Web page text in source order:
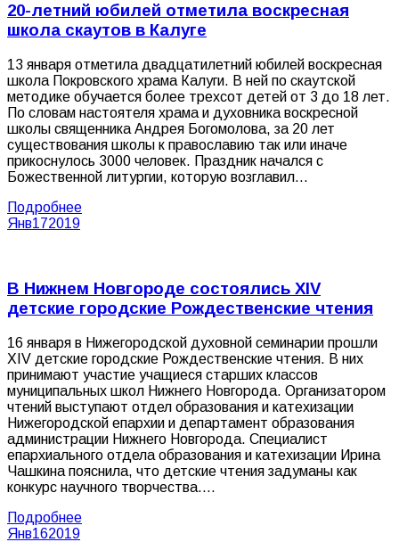
20-летний юбилей отметила воскресная
школа скаутов в Калуге
13 января отметила двадцатилетний юбилей воскресная
школа Покровского храма Калуги. В ней по скаутской
методике обучается более трехсот детей от 3 до 18 лет.
По словам настоятеля храма и духовника воскресной
школы священника Андрея Богомолова, за 20 лет
существования школы к православию так или иначе
прикоснулось 3000 человек. Праздник начался с
Божественной литургии, которую возглавил…
Подробнее
Янв172019
В Нижнем Новгороде состоялись XIV
детские городские Рождественские чтения
16 января в Нижегородской духовной семинарии прошли
XIV детские городские Рождественские чтения. В них
принимают участие учащиеся старших классов
муниципальных школ Нижнего Новгорода. Организатором
чтений выступают отдел образования и катехизации
Нижегородской епархии и департамент образования
администрации Нижнего Новгорода. Специалист
епархиального отдела образования и катехизации Ирина
Чашкина пояснила, что детские чтения задуманы как
конкурс научного творчества.…
Подробнее
Янв162019